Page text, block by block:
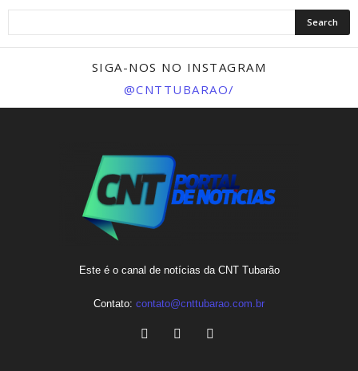
SIGA-NOS NO INSTAGRAM
@CNTTUBARAO/
Este é o canal de notícias da CNT Tubarão
Contato: contato@cnttubarao.com.br